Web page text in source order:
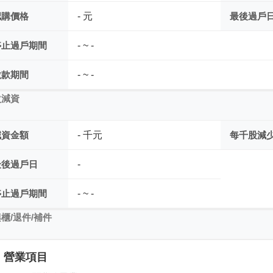
價格 - 元 最後過戶日
過戶期間 - ~ -
期間 - ~ -
資
金額 - 千元 每千股減
過戶日 -
過戶期間 - ~ -
/退件/補件
營業項目